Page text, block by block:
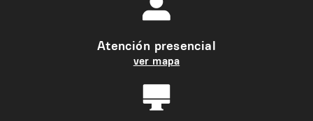
Atención presencial
ver mapa